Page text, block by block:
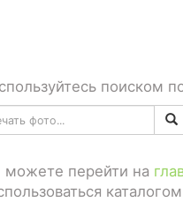
поиском
можете перейти на